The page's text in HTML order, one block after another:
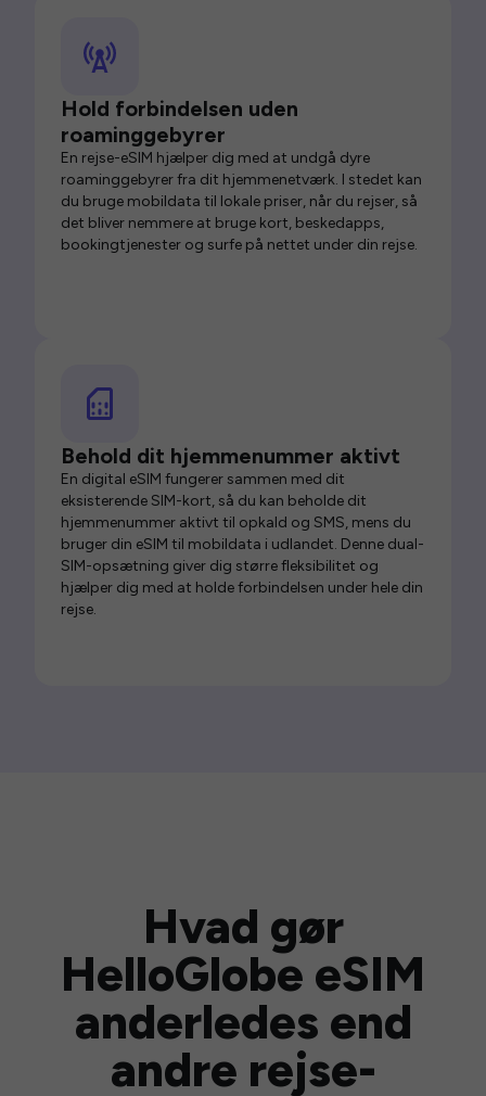
Hold forbindelsen uden
roaminggebyrer
En rejse-eSIM hjælper dig med at undgå dyre
roaminggebyrer fra dit hjemmenetværk. I stedet kan
du bruge mobildata til lokale priser, når du rejser, så
det bliver nemmere at bruge kort, beskedapps,
bookingtjenester og surfe på nettet under din rejse.
Behold dit hjemmenummer aktivt
En digital eSIM fungerer sammen med dit
eksisterende SIM-kort, så du kan beholde dit
hjemmenummer aktivt til opkald og SMS, mens du
bruger din eSIM til mobildata i udlandet. Denne dual-
SIM-opsætning giver dig større fleksibilitet og
hjælper dig med at holde forbindelsen under hele din
rejse.
Hvad gør
HelloGlobe eSIM
anderledes end
andre rejse-